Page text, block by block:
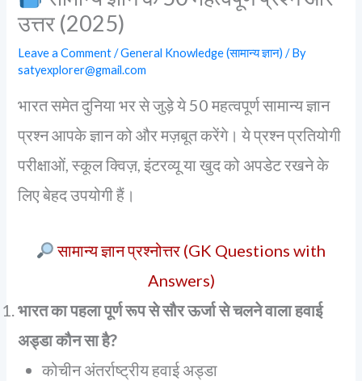
उत्तर (2025)
Leave a Comment /General Knowledge (सामान्य ज्ञान) / By
satyexplorer@gmail.com
भारत समेत दुनिया भर से जुड़े ये 50 महत्वपूर्ण सामान्य ज्ञान
प्रश्न आपके ज्ञान को और मज़बूत करेंगे। ये प्रश्न प्रतियोगी
परीक्षाओं, स्कूल क्विज़, इंटरव्यू या खुद को अपडेट रखने के
लिए बेहद उपयोगी हैं।
सामान्य ज्ञान प्रश्नोत्तर (GK Questions with
Answers)
भारत का पहला पूर्ण रूप से सौर ऊर्जा से चलने वाला हवाई
अड्डा कौन सा है?
कोचीन अंतर्राष्ट्रीय हवाई अड्डा